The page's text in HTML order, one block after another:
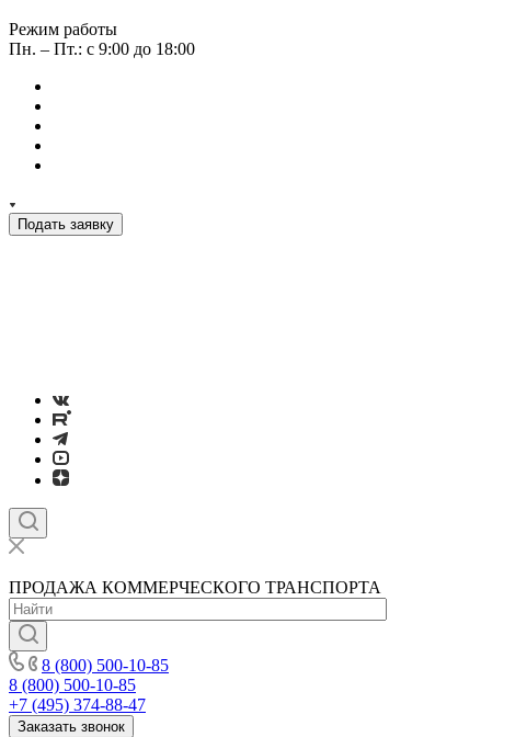
Режим работы
Пн. – Пт.: с 9:00 до 18:00
Подать заявку
ПРОДАЖА КОММЕРЧЕСКОГО ТРАНСПОРТА
8 (800) 500-10-85
8 (800) 500-10-85
+7 (495) 374-88-47
Заказать звонок